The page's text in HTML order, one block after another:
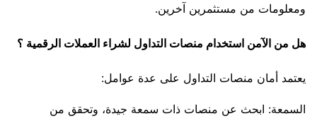
ومعلومات من مستثمرين آخرين.
هل من الآمن استخدام منصات التداول لشراء العملات الرقمية ؟
يعتمد أمان منصات التداول على عدة عوامل:
السمعة: ابحث عن منصات ذات سمعة جيدة، وتحقق من